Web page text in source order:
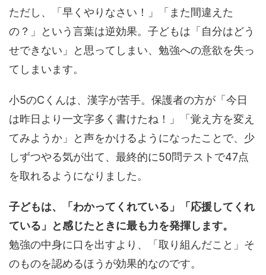
ただし、「早くやりなさい！」「また間違えた
の？」という言葉は逆効果。子どもは「自分はどう
せできない」と思ってしまい、勉強への意欲を失っ
てしまいます。
小5のCくんは、漢字が苦手。保護者の方が「今日
は昨日より一文字多く書けたね！」「覚え方を変え
てみようか」と声をかけるようになったことで、少
しずつやる気が出て、最終的に50問テストで47点
を取れるようになりました。
子どもは、「わかってくれている」「応援してくれ
ている」と感じたときに最も力を発揮します。
勉強の中身に口を出すより、「取り組んだこと」そ
のものを認めるほうが効果的なのです。